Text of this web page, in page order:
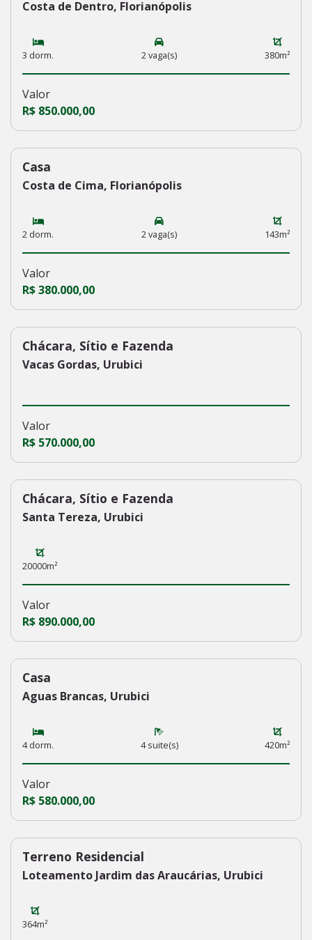
Costa de Dentro, Florianópolis
3 dorm. 2 vaga(s) 380m²
Valor
R$ 850.000,00
230
Casa
Costa de Cima, Florianópolis
2 dorm. 2 vaga(s) 143m²
Valor
R$ 380.000,00
229
Chácara, Sítio e Fazenda
Vacas Gordas, Urubici
Valor
R$ 570.000,00
228
Chácara, Sítio e Fazenda
Santa Tereza, Urubici
20000m²
Valor
R$ 890.000,00
227
Casa
Aguas Brancas, Urubici
4 dorm. 4 suite(s) 420m²
Valor
R$ 580.000,00
226
Terreno Residencial
Loteamento Jardim das Araucárias, Urubici
364m²